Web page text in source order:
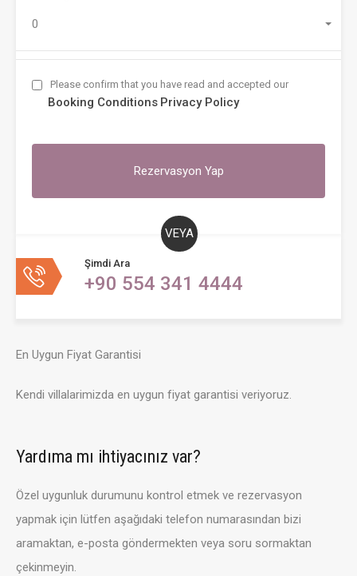
0
Please confirm that you have read and accepted our
Booking Conditions Privacy Policy
VEYA
Şimdi Ara
+90 554 341 4444
En Uygun Fiyat Garantisi
Kendi villalarimizda en uygun fiyat garantisi veriyoruz.
Yardıma mı ihtiyacınız var?
Özel uygunluk durumunu kontrol etmek ve rezervasyon
yapmak için lütfen aşağıdaki telefon numarasından bizi
aramaktan, e-posta göndermekten veya soru sormaktan
çekinmeyin.